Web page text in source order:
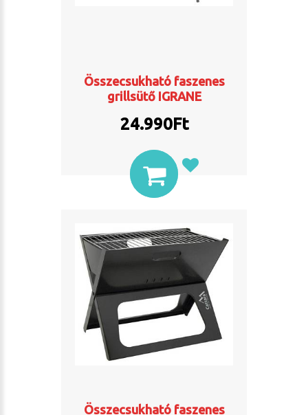
Összecsukható faszenes
grillsütő IGRANE
24.990Ft
Összecsukható faszenes